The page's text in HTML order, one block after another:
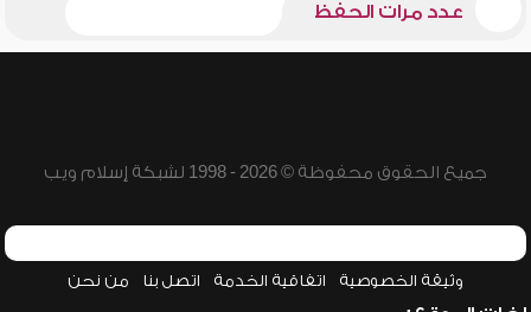
عدد مرات الحفظ
جميع الحقوق محفوظة © 2026 - 1998 لشبكة إسلام ويب
وثيقة الخصوصية اتفاقية الخدمة اتصل بنا من نحن